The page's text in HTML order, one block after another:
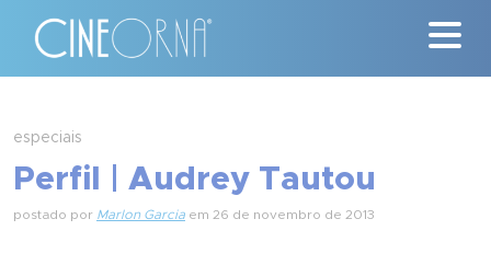
News
especiais
Perfil | Audrey Tautou
postado por Marlon Garcia em 26 de novembro de 2013